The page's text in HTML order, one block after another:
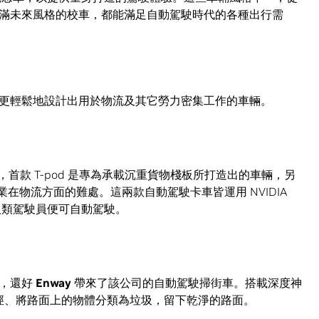
未來風格的校車，都能滿足自動駕駛時代的各種出行需
鬆地設計出用於物流及其它勞力密集工作的車輛。
首款 T-pod 是專為承載沉重貨物棧板所打造出的車輛，另
物流方面的難處。這兩款自動駕駛卡車皆運用 NVIDIA
駕駛員便可自動駕駛。
還好 Enway 帶來了該公司的自動駕駛掃街車。搭載深度神
將路面上的物體分類為垃圾，留下乾淨的路面。